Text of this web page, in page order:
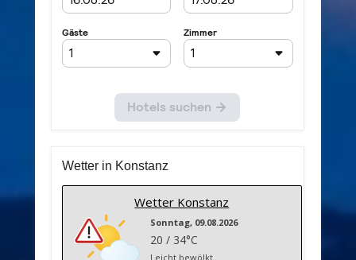
Wetter in Konstanz
Wetter Konstanz
Sonntag, 09.08.2026
20 / 34°C
Leicht bewölkt